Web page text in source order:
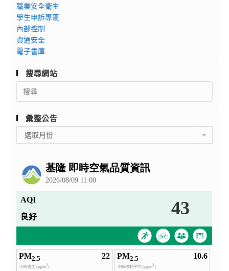
職業安全衛生
學生申訴專區
內部控制
資通安全
電子書庫
搜尋網站
Search
for:
彙整公告
整
選取月份